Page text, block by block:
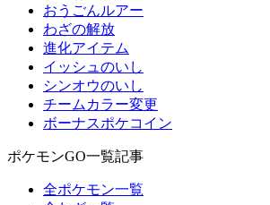
おうごんルアー
わざの解放
進化アイテム
イッシュのいし
シンオウのいし
チームカラー変更
ボーナスポケコイン
ポケモンGO一覧記事
全ポケモン一覧